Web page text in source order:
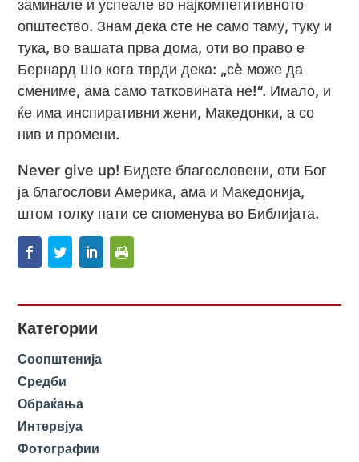
заминале и успеале во најкомпетитивното
општество. Знам дека сте не само таму, туку и
тука, во вашата прва дома, оти во право е
Бернард Шо кога тврди дека: „сè може да
смениме, ама само татковината не!“. Имало, и
ќе има инспиративни жени, Македонки, а со
нив и промени.
Never give up! Бидете благословени, оти Бог
ја благослови Америка, ама и Македонија,
штом толку пати се споменува во Библијата.
Категории
Соопштенија
Средби
Обраќања
Интервјуа
Фотографии